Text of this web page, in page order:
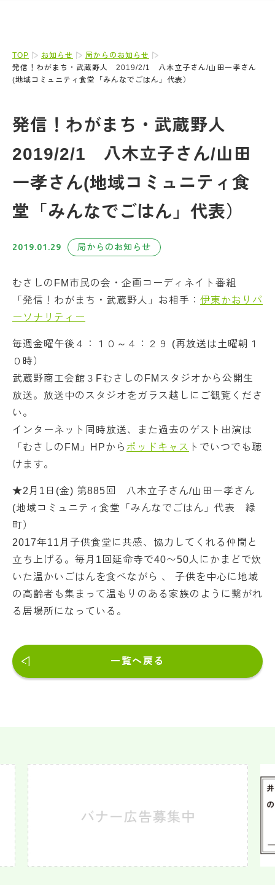
TOP お知らせ
局からのお知らせ
発信！わがまち・武蔵野人 2019/2/1 八木立子さん/山田一孝さん
(地域コミュニティ食堂「みんなでごはん」代表）
発信！わがまち・武蔵野人
2019/2/1 八木立子さん/山田
一孝さん(地域コミュニティ食
堂「みんなでごはん」代表）
2019.01.29 局からのお知らせ
むさしのFM市民の会・企画コーディネイト番組
「発信！わがまち・武蔵野人」お相手： 伊東かおりパ
ーソナリティー
毎週金曜午後４：１０～４：２９ (再放送は土曜朝１
０時）
武蔵野商工会館３FむさしのFMスタジオから公開生
放送。放送中のスタジオをガラス越しにご観覧くださ
い。
インターネット同時放送、また過去のゲスト出演は
「むさしのFM」HPから ポッドキャス トでいつでも聴
けます。
★2月1日(金) 第885回 八木立子さん/山田一孝さん
(地域コミュニティ食堂「みんなでごはん」代表 緑
町）
2017年11月子供食堂に共感、協力してくれる仲間と
立ち上げる。毎月1回延命寺で40〜50人にかまどで炊
いた温かいごはんを食べながら 、 子供を中心に地域
の高齢者も集まって温もりのある家族のように繋がれ
る居場所になっている。
一覧へ戻る